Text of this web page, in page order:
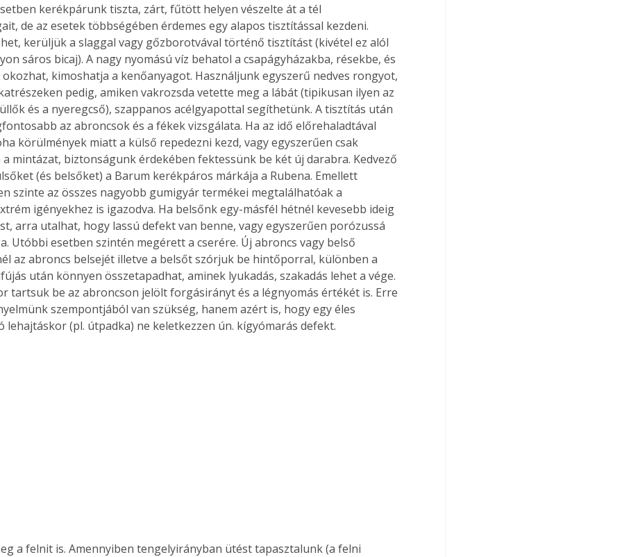
kerékpárunk tiszta, zárt, fűtött helyen vészelte át a tél
de az esetek többségében érdemes egy alapos tisztítással kezdeni.
kerüljük a slaggal vagy gőzborotvával történő tisztítást (kivétel ez alól
sáros bicaj). A nagy nyomású víz behatol a csapágyházakba, résekbe, és
kimoshatja a kenőanyagot. Használjunk egyszerű nedves rongyot,
pedig, amiken vakrozsda vetette meg a lábát (tipikusan ilyen az
és a nyeregcső), szappanos acélgyapottal segíthetünk. A tisztítás után
az abroncsok és a fékek vizsgálata. Ha az idő előrehaladtával
körülmények miatt a külső repedezni kezd, vagy egyszerűen csak
mintázat, biztonságunk érdekében fektessünk be két új darabra. Kedvező
(és belsőket) a Barum kerékpáros márkája a Rubena. Emellett
szinte az összes nagyobb gumigyár termékei megtalálhatóak a
igényekhez is igazodva. Ha belsőnk egy-másfél hétnél kevesebb ideig
arra utalhat, hogy lassú defekt van benne, vagy egyszerűen porózussá
Utóbbi esetben szintén megérett a cserére. Új abroncs vagy belső
az abroncs belsejét illetve a belsőt szórjuk be hintőporral, különben a
után könnyen összetapadhat, aminek lyukadás, szakadás lehet a vége.
tartsuk be az abroncson jelölt forgásirányt és a légnyomás értékét is. Erre
szempontjából van szükség, hanem azért is, hogy egy éles
lehajtáskor (pl. útpadka) ne keletkezzen ún. kígyómarás defekt.